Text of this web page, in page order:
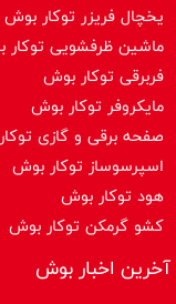
یخچال فریزر توکار بوش
ماشین ظرفشویی
فربرقی توکار بوش
مایکروفر توکار بوش
صفحه برقی و گازی
اسپرسوساز توكار بوش
هود توکار بوش
کشو گرمکن توکار بوش
آخرین اخبار بوش